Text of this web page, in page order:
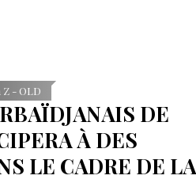
Z - OLD
DE
À DES
LE CADRE DE LA